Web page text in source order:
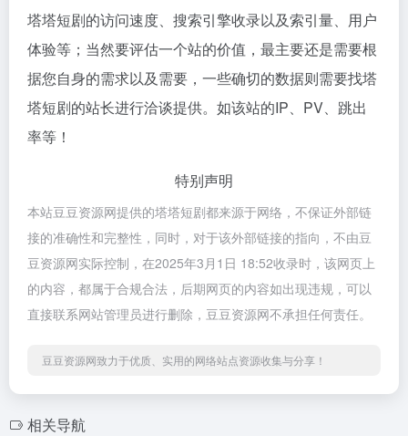
塔塔短剧的访问速度、搜索引擎收录以及索引量、用户
体验等；当然要评估一个站的价值，最主要还是需要根
据您自身的需求以及需要，一些确切的数据则需要找塔
塔短剧的站长进行洽谈提供。如该站的IP、PV、跳出
率等！
特别声明
本站豆豆资源网提供的塔塔短剧都来源于网络，不保证外部链
接的准确性和完整性，同时，对于该外部链接的指向，不由豆
豆资源网实际控制，在2025年3月1日 18:52收录时，该网页上
的内容，都属于合规合法，后期网页的内容如出现违规，可以
直接联系网站管理员进行删除，豆豆资源网不承担任何责任。
豆豆资源网致力于优质、实用的网络站点资源收集与分享！
相关导航